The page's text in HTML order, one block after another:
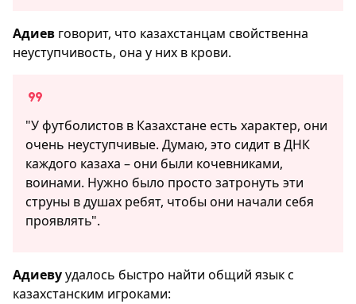
Адиев говорит, что казахстанцам свойственна
неуступчивость, она у них в крови.
"У футболистов в Казахстане есть характер, они
очень неуступчивые. Думаю, это сидит в ДНК
каждого казаха – они были кочевниками,
воинами. Нужно было просто затронуть эти
струны в душах ребят, чтобы они начали себя
проявлять".
Адиевуудалось быстро найти общий язык с
казахстанским игроками: